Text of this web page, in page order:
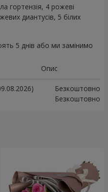
гортензія, 4 рожеві
диантусів, 5 білих
5 днів або ми замінимо
Опис
Безкоштовно
Безкоштовно